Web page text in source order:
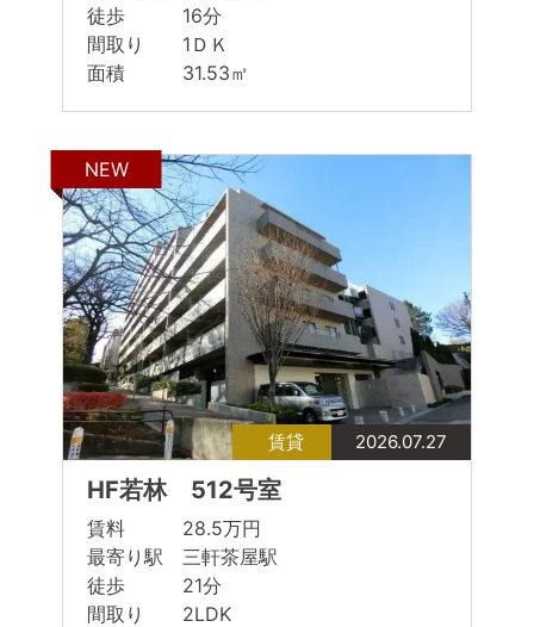
徒歩 16分
間取り 1ＤＫ
面積 31.53㎡
NEW
賃貸 2026.07.27
HF若林 512号室
賃料 28.5万円
最寄り駅 三軒茶屋駅
徒歩 21分
間取り 2LDK